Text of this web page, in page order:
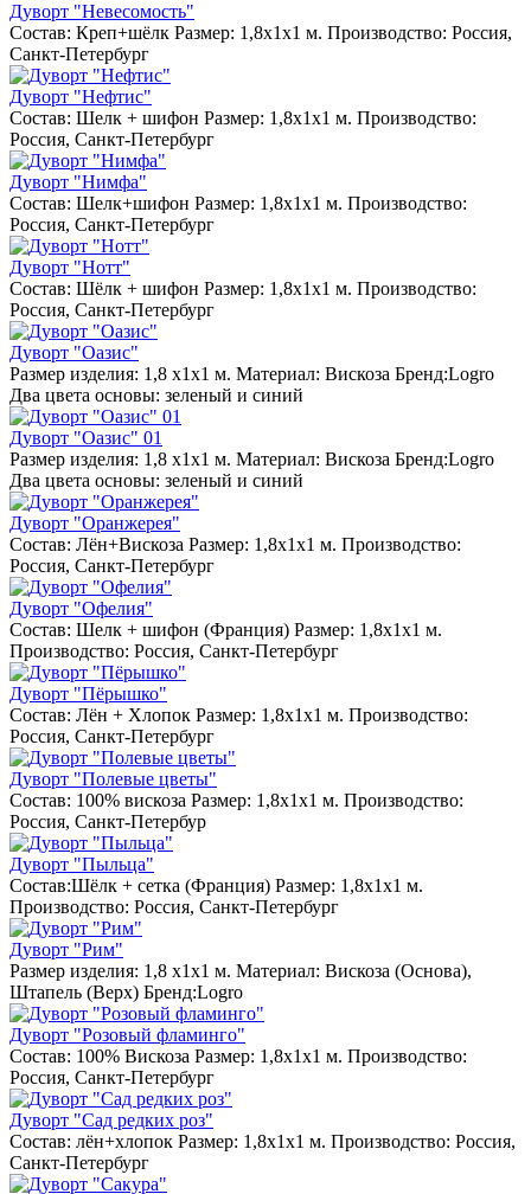
Дуворт "Невесомость"
Состав: Креп+шёлк Размер: 1,8х1х1 м. Производство: Россия,
Санкт-Петербург
Дуворт "Нефтис"
Состав: Шелк + шифон Размер: 1,8х1х1 м. Производство:
Россия, Санкт-Петербург
Дуворт "Нимфа"
Состав: Шелк+шифон Размер: 1,8х1х1 м. Производство:
Россия, Санкт-Петербург
Дуворт "Нотт"
Состав: Шёлк + шифон Размер: 1,8х1х1 м. Производство:
Россия, Санкт-Петербург
Дуворт "Оазис"
Размер изделия: 1,8 х1х1 м. Материал: Вискоза Бренд:Logro
Два цвета основы: зеленый и синий
Дуворт "Оазис" 01
Размер изделия: 1,8 х1х1 м. Материал: Вискоза Бренд:Logro
Два цвета основы: зеленый и синий
Дуворт "Оранжерея"
Состав: Лён+Вискоза Размер: 1,8х1х1 м. Производство:
Россия, Санкт-Петербург
Дуворт "Офелия"
Состав: Шелк + шифон (Франция) Размер: 1,8х1х1 м.
Производство: Россия, Санкт-Петербург
Дуворт "Пёрышко"
Состав: Лён + Хлопок Размер: 1,8х1х1 м. Производство:
Россия, Санкт-Петербург
Дуворт "Полевые цветы"
Состав: 100% вискоза Размер: 1,8х1х1 м. Производство:
Россия, Санкт-Петербур
Дуворт "Пыльца"
Состав:Шёлк + сетка (Франция) Размер: 1,8х1х1 м.
Производство: Россия, Санкт-Петербург
Дуворт "Рим"
Размер изделия: 1,8 х1х1 м. Материал: Вискоза (Основа),
Штапель (Верх) Бренд:Logro
Дуворт "Розовый фламинго"
Состав: 100% Вискоза Размер: 1,8х1х1 м. Производство:
Россия, Санкт-Петербург
Дуворт "Сад редких роз"
Состав: лён+хлопок Размер: 1,8х1х1 м. Производство: Россия,
Санкт-Петербург